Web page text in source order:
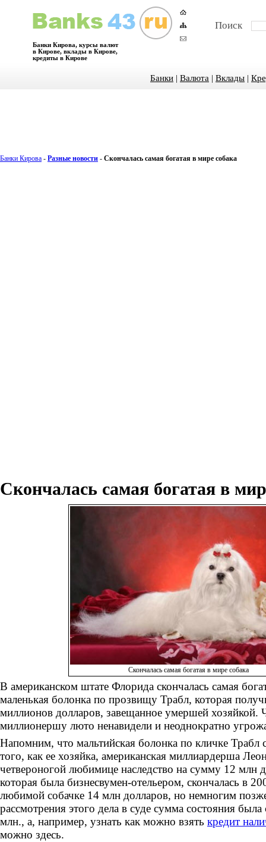
Банки Кирова, курсы валют
в Кирове, вклады в Кирове,
кредиты в Кирове
Поиск
Банки | Валюта | Вклады |
Банки Кирова - Разные новости - Скончалась самая богатая в мире собака
Скончалась самая богатая в
Скончалась самая богатая в мире собака
В американском штате Флорида скончалась самая
маленькая болонка по прозвищу Трабл, которая
миллионов долларов, завещанное умершей хозяйкой.
миллионершу люто ненавидели и неоднократно
Напомним, что мальтийская болонка по кличке Трабл
того, как ее хозяйка, американская миллиардерша
четвероногой любимице наследство на сумму 12 млн
которая была бизнесвумен-отельером, скончалась в
любимой собачке 14 млн долларов, но немногим
рассмотрения этого дела в суде сумма состояния
млн., а, например, узнать как можно взять кредит
можно здесь.